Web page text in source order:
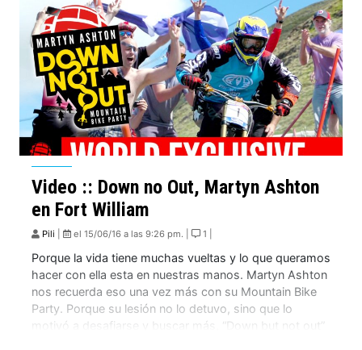
Video :: Down no Out, Martyn Ashton
en Fort William
Pili el 15/06/16 a las 9:26 pm. | 1 |
Porque la vida tiene muchas vueltas y lo que queramos
hacer con ella esta en nuestras manos. Martyn Ashton
nos recuerda eso una vez más con su Mountain Bike
Party. Porque su lesión no lo detuvo, sino que lo
motivó a desafiarse y buscar más, “Down but not out”